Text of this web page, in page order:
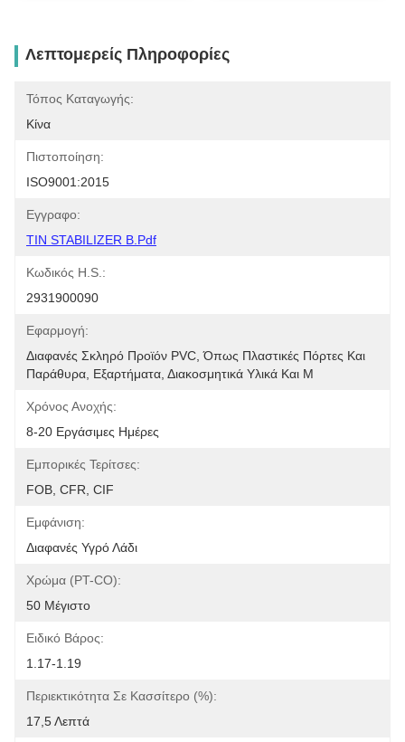
Λεπτομερείς Πληροφορίες
Τόπος Καταγωγής:
Κίνα
Πιστοποίηση:
ISO9001:2015
Εγγραφο:
TIN STABILIZER B.pdf
Κωδικός H.S.:
2931900090
Εφαρμογή:
Διαφανές Σκληρό Προϊόν PVC, Όπως Πλαστικές Πόρτες Και
Παράθυρα, Εξαρτήματα, Διακοσμητικά Υλικά Και Μ
Χρόνος Ανοχής:
8-20 Εργάσιμες Ημέρες
Εμπορικές Τερίτσες:
FOB, CFR, CIF
Εμφάνιση:
Διαφανές Υγρό Λάδι
Χρώμα (PT-CO):
50 Μέγιστο
Ειδικό Βάρος:
1.17-1.19
Περιεκτικότητα Σε Κασσίτερο (%):
17,5 Λεπτά